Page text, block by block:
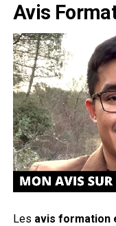
Avis
Les avis formation